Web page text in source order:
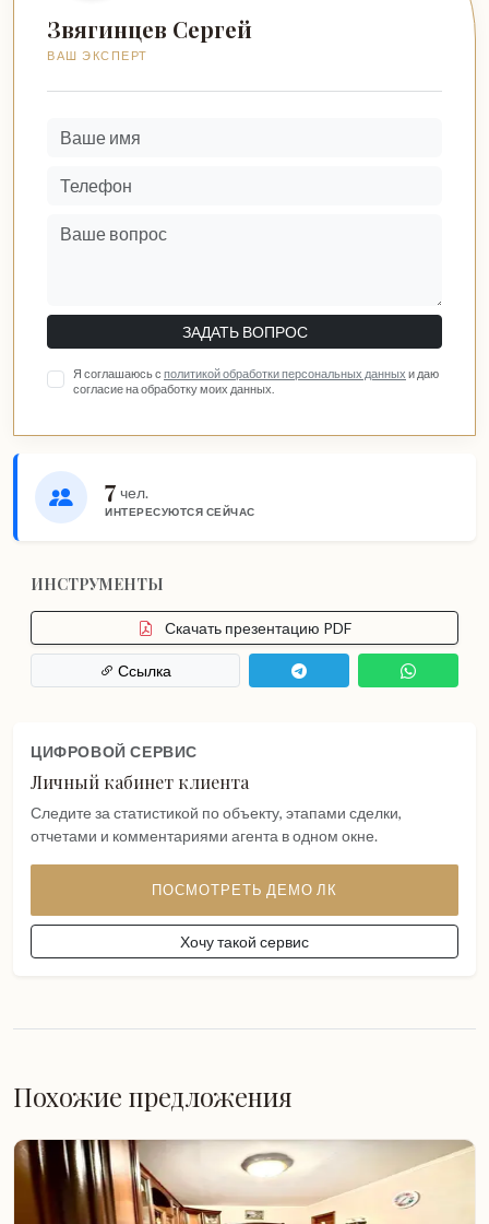
Звягинцев Сергей
ВАШ ЭКСПЕРТ
ЗАДАТЬ ВОПРОС
Я соглашаюсь с политикой обработки персональных данных и даю
согласие на обработку моих данных.
7 чел.
ИНТЕРЕСУЮТСЯ СЕЙЧАС
ИНСТРУМЕНТЫ
Скачать презентацию PDF
Ссылка
ЦИФРОВОЙ СЕРВИС
Личный кабинет клиента
Следите за статистикой по объекту, этапами сделки,
отчетами и комментариями агента в одном окне.
ПОСМОТРЕТЬ ДЕМО ЛК
Хочу такой сервис
Похожие предложения